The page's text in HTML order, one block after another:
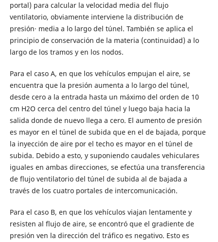
portal) para calcular la velocidad media del flujo
ventilatorio, obviamente interviene la distribución de
presión· media a lo largo del túnel. También se aplica el
principio de conservación de la materia (continuidad) a lo
largo de los tramos y en los nodos.
Para el caso A, en que los vehículos empujan el aire, se
encuentra que la presión aumenta a lo largo del túnel,
desde cero a la entrada hasta un máximo del orden de 10
cm H2O cerca del centro del túnel y luego baja hacia la
salida donde de nuevo llega a cero. El aumento de presión
es mayor en el túnel de subida que en el de bajada, porque
la inyección de aire por el techo es mayor en el túnel de
subida. Debido a esto, y suponiendo caudales vehiculares
iguales en ambas direcciones, se efectúa una transferencia
de flujo ventilatorio del túnel de subida al de bajada a
través de los cuatro portales de intercomunicación.
Para el caso B, en que los vehículos viajan lentamente y
resisten al flujo de aire, se encontró que el gradiente de
presión ven la dirección del tráfico es negativo. Esto es